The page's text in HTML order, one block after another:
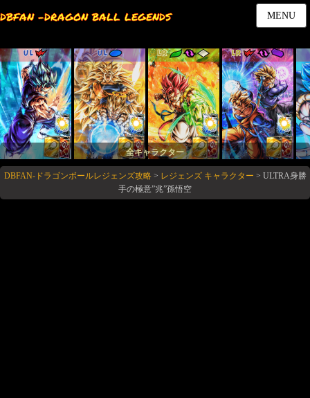
DBFAN -DRAGON BALL LEGENDS MENU
UL UL LR LR
全キャラクター
DBFAN-ドラゴンボールレジェンズ攻略> レジェンズ キャラクター > ULTRA身勝
手の極意”兆”孫悟空